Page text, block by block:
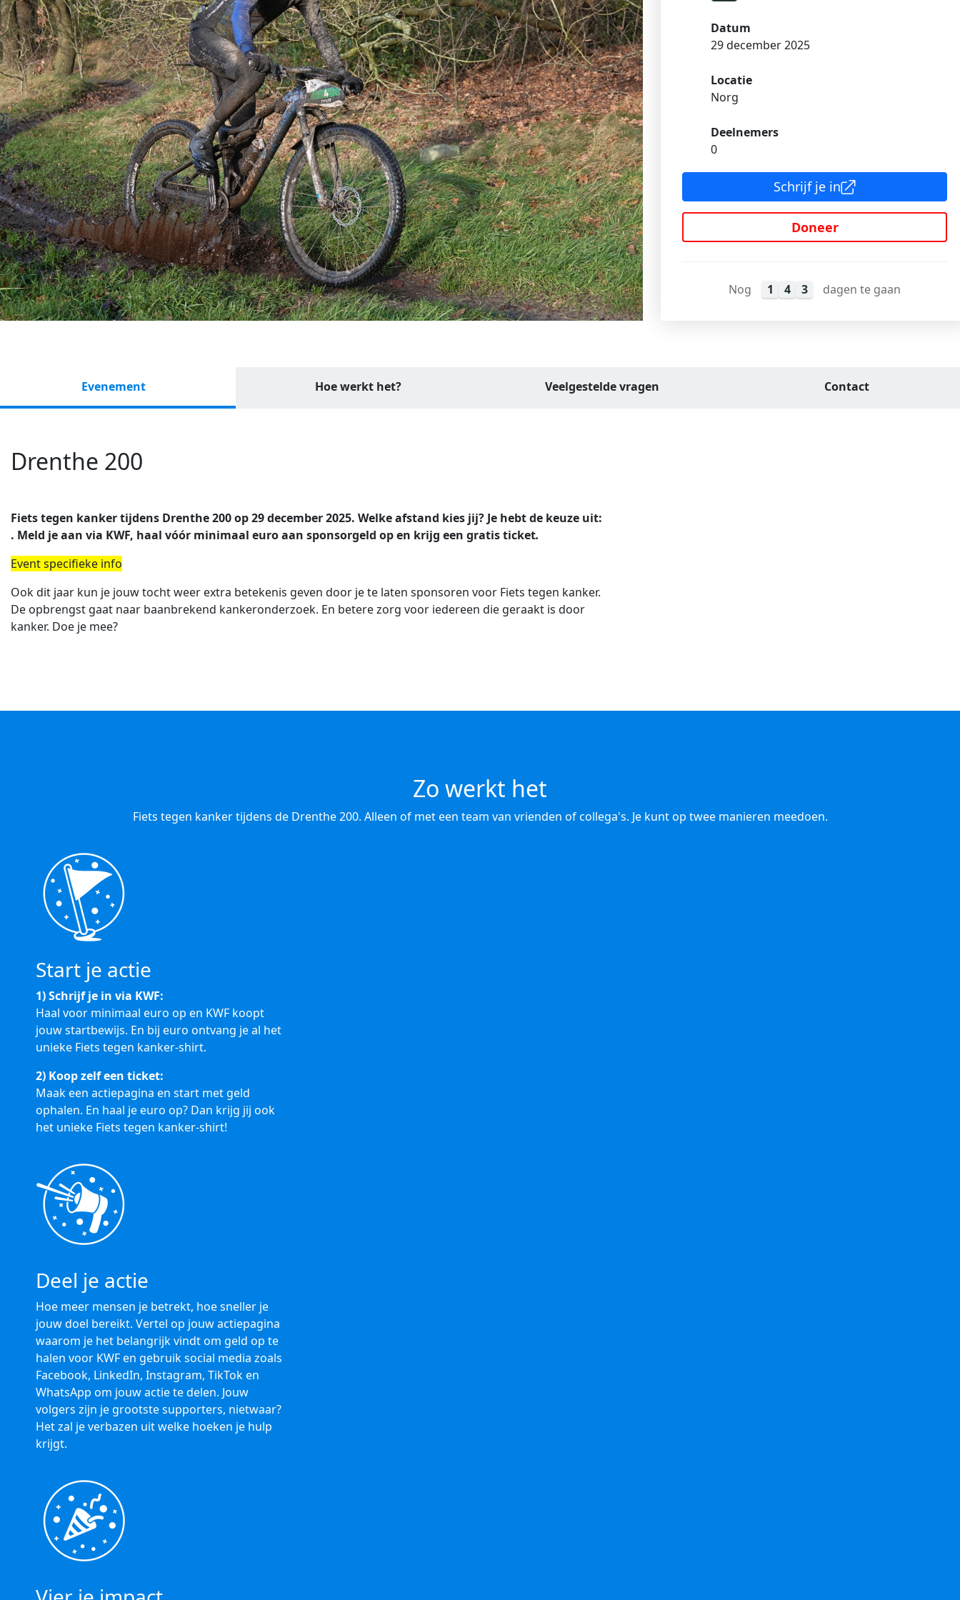
Datum
29 december 2025
Locatie
Norg
Deelnemers
0
Schrijf je in
Doneer
Nog 1 4 3 dagen te gaan
Evenement Hoe werkt het? Veelgestelde vragen Contact
Drenthe 200
Fiets tegen kanker tijdens Drenthe 200 op 29 december 2025. Welke afstand kies jij? Je hebt de keuze uit:
. Meld je aan via KWF, haal vóór minimaal euro aan sponsorgeld op en krijg een gratis ticket.
Event specifieke info
Ook dit jaar kun je jouw tocht weer extra betekenis geven door je te laten sponsoren voor Fiets tegen kanker.
De opbrengst gaat naar baanbrekend kankeronderzoek. En betere zorg voor iedereen die geraakt is door
kanker. Doe je mee?
Zo werkt het
Fiets tegen kanker tijdens de Drenthe 200. Alleen of met een team van vrienden of collega's. Je kunt op twee manieren meedoen.
Start je actie
1) Schrijf je in via KWF:
Haal voor minimaal euro op en KWF koopt
jouw startbewijs. En bij euro ontvang je al het
unieke Fiets tegen kanker-shirt.
2) Koop zelf een ticket:
Maak een actiepagina en start met geld
ophalen. En haal je euro op? Dan krijg jij ook
het unieke Fiets tegen kanker-shirt!
Deel je actie
Hoe meer mensen je betrekt, hoe sneller je
jouw doel bereikt. Vertel op jouw actiepagina
waarom je het belangrijk vindt om geld op te
halen voor KWF en gebruik social media zoals
Facebook, LinkedIn, Instagram, TikTok en
WhatsApp om jouw actie te delen. Jouw
volgers zijn je grootste supporters, nietwaar?
Het zal je verbazen uit welke hoeken je hulp
krijgt.